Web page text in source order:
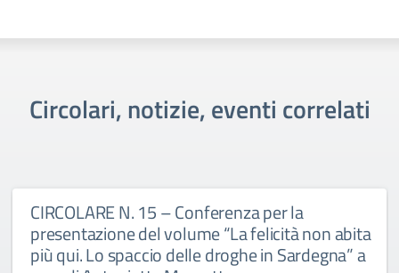
Circolari, notizie, eventi correlati
CIRCOLARE N. 15 – Conferenza per la
presentazione del volume “La felicità non abita
più qui. Lo spaccio delle droghe in Sardegna” a